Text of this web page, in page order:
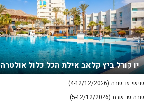
יו קורל ביץ קלאב אילת הכל כלול אולטרה
שישי עד שבת (4-12/12/2026)
שבת עד שבת (5-12/12/2026)